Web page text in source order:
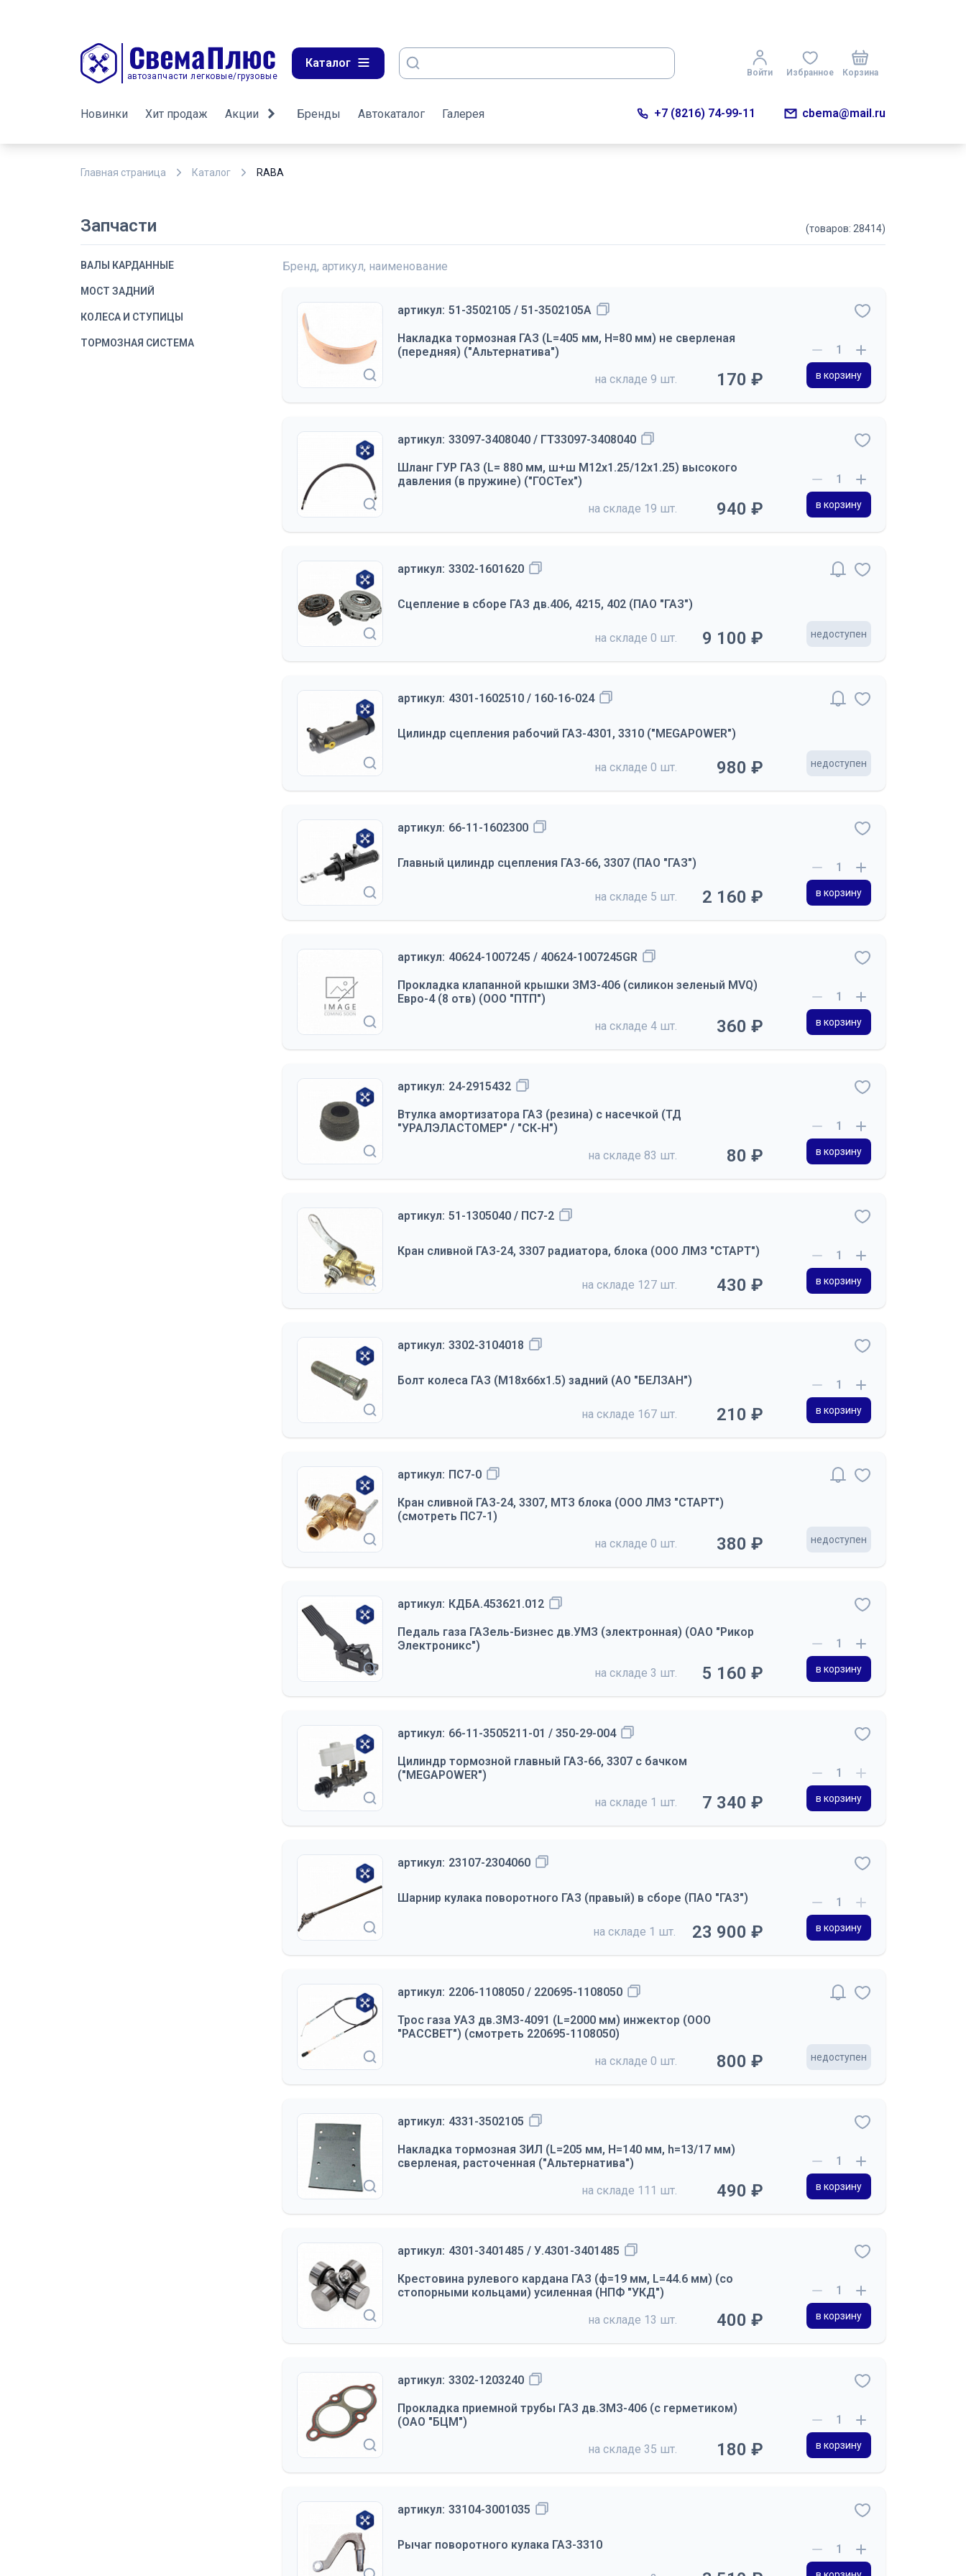
автозапчасти легковые/грузовые
Каталог
Войти Избранное Корзина
Новинки Хит продаж Акции Бренды Автокаталог Галерея +7 (8216) 74-99-11 cbema@mail.ru
Главная страница Каталог RABA
Запчасти (товаров: 28414)
ВАЛЫ КАРДАННЫЕ
МОСТ ЗАДНИЙ
КОЛЕСА И СТУПИЦЫ
ТОРМОЗНАЯ СИСТЕМА
Бренд, артикул, наименование
артикул: 51-3502105 / 51-3502105А
Накладка тормозная ГАЗ (L=405 мм, Н=80 мм) не сверленая
(передняя) ("Альтернатива")
на складе 9 шт. 170 ₽ в корзину
артикул: 33097-3408040 / ГТ33097-3408040
Шланг ГУР ГАЗ (L= 880 мм, ш+ш М12х1.25/12х1.25) высокого
давления (в пружине) ("ГОСТех")
на складе 19 шт. 940 ₽ в корзину
артикул: 3302-1601620
Сцепление в сборе ГАЗ дв.406, 4215, 402 (ПАО "ГАЗ")
на складе 0 шт. 9 100 ₽ недоступен
артикул: 4301-1602510 / 160-16-024
Цилиндр сцепления рабочий ГАЗ-4301, 3310 ("MEGAPOWER")
на складе 0 шт. 980 ₽ недоступен
артикул: 66-11-1602300
Главный цилиндр сцепления ГАЗ-66, 3307 (ПАО "ГАЗ")
на складе 5 шт. 2 160 ₽ в корзину
артикул: 40624-1007245 / 40624-1007245GR
Прокладка клапанной крышки ЗМЗ-406 (силикон зеленый MVQ)
Евро-4 (8 отв) (ООО "ПТП")
на складе 4 шт. 360 ₽ в корзину
артикул: 24-2915432
Втулка амортизатора ГАЗ (резина) с насечкой (ТД
"УРАЛЭЛАСТОМЕР" / "СК-Н")
на складе 83 шт. 80 ₽ в корзину
артикул: 51-1305040 / ПС7-2
Кран сливной ГАЗ-24, 3307 радиатора, блока (ООО ЛМЗ "СТАРТ")
на складе 127 шт. 430 ₽ в корзину
артикул: 3302-3104018
Болт колеса ГАЗ (М18х66х1.5) задний (АО "БЕЛЗАН")
на складе 167 шт. 210 ₽ в корзину
артикул: ПС7-0
Кран сливной ГАЗ-24, 3307, МТЗ блока (ООО ЛМЗ "СТАРТ")
(смотреть ПС7-1)
на складе 0 шт. 380 ₽ недоступен
артикул: КДБА.453621.012
Педаль газа ГАЗель-Бизнес дв.УМЗ (электронная) (ОАО "Рикор
Электроникс")
на складе 3 шт. 5 160 ₽ в корзину
артикул: 66-11-3505211-01 / 350-29-004
Цилиндр тормозной главный ГАЗ-66, 3307 с бачком
("MEGAPOWER")
на складе 1 шт. 7 340 ₽ в корзину
артикул: 23107-2304060
Шарнир кулака поворотного ГАЗ (правый) в сборе (ПАО "ГАЗ")
на складе 1 шт. 23 900 ₽ в корзину
артикул: 2206-1108050 / 220695-1108050
Трос газа УАЗ дв.ЗМЗ-4091 (L=2000 мм) инжектор (ООО
"РАССВЕТ") (смотреть 220695-1108050)
на складе 0 шт. 800 ₽ недоступен
артикул: 4331-3502105
Накладка тормозная ЗИЛ (L=205 мм, H=140 мм, h=13/17 мм)
сверленая, расточенная ("Альтернатива")
на складе 111 шт. 490 ₽ в корзину
артикул: 4301-3401485 / У.4301-3401485
Крестовина рулевого кардана ГАЗ (ф=19 мм, L=44.6 мм) (со
стопорными кольцами) усиленная (НПФ "УКД")
на складе 13 шт. 400 ₽ в корзину
артикул: 3302-1203240
Прокладка приемной трубы ГАЗ дв.ЗМЗ-406 (с герметиком)
(ОАО "БЦМ")
на складе 35 шт. 180 ₽ в корзину
артикул: 33104-3001035
Рычаг поворотного кулака ГАЗ-3310